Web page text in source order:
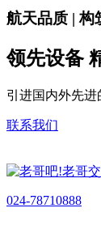
航天品质 | 构
领先设备
引进国内外先
联系我们
024-78710888